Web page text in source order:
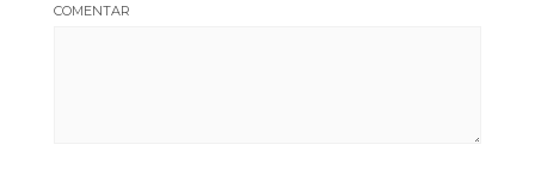
COMENTAR